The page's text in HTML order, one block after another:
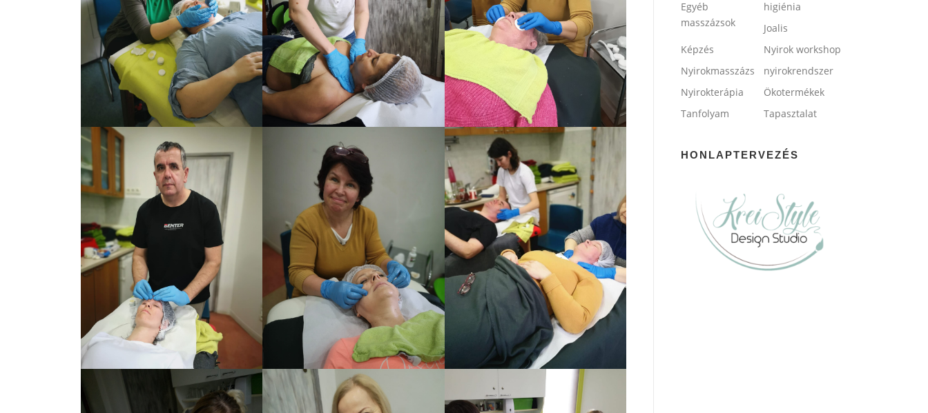
Egyéb
masszázsok
higiénia
Joalis
Képzés
Nyirok workshop
Nyirokmasszázs
nyirokrendszer
Nyirokterápia
Ökotermékek
Tanfolyam
Tapasztalat
HONLAPTERVEZÉS